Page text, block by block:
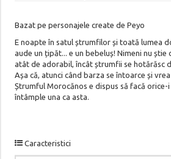
Bazat pe personajele create de Peyo
E noapte în satul ștrumfilor și toată lumea
aude un țipăt... e un bebeluș! Nimeni nu știe
atât de adorabil, încât ștrumfii se hotărăsc
Așa că, atunci când barza se întoarce și
Ștrumful Morocănos e dispus să facă orice-
întâmple una ca asta.
Caracteristici